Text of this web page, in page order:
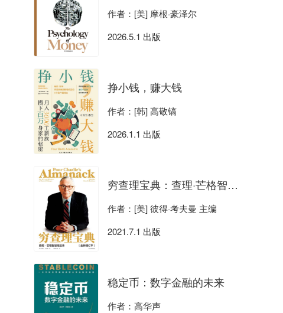
作者：[美] 摩根·豪泽尔
2026.5.1 出版
挣小钱，赚大钱
作者：[韩] 高敬镐
2026.1.1 出版
穷查理宝典：查理·芒格智慧箴言录（全新增订本）
作者：[美] 彼得·考夫曼 主编
2021.7.1 出版
稳定币：数字金融的未来
作者：高华声